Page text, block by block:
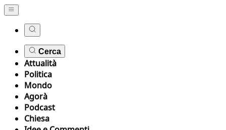
Cerca
Attualità
Politica
Mondo
Agorà
Podcast
Chiesa